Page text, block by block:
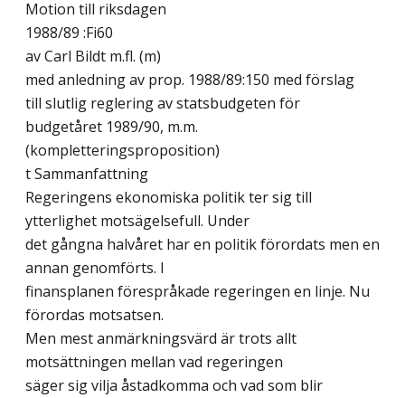
Motion till riksdagen
1988/89 :Fi60
av Carl Bildt m.fl. (m)
med anledning av prop. 1988/89:150 med förslag
till slutlig reglering av statsbudgeten för
budgetåret 1989/90, m.m.
(kompletteringsproposition)
t Sammanfattning
Regeringens ekonomiska politik ter sig till
ytterlighet motsägelsefull. Under
det gångna halvåret har en politik förordats men en
annan genomförts. I
finansplanen förespråkade regeringen en linje. Nu
förordas motsatsen.
Men mest anmärkningsvärd är trots allt
motsättningen mellan vad regeringen
säger sig vilja åstadkomma och vad som blir